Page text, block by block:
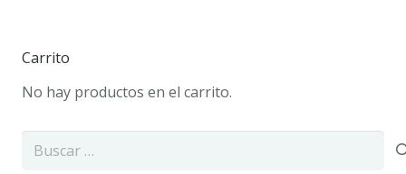
Carrito
No hay productos en el carrito.
Buscar: